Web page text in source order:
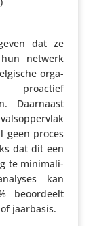
dat ze
netwerk
orga­
Daarnaast
geen proces
dat dit een
te mini­ma­li­
kan
beoor­deelt
jaarbasis.